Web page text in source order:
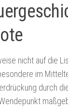
nicht auf die
im
durch